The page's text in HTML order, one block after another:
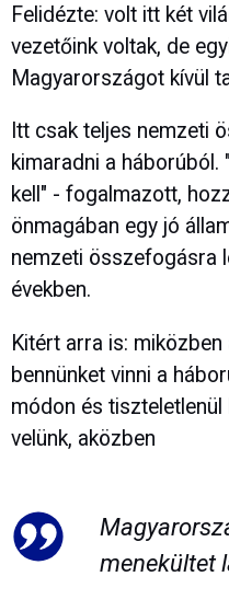
Felidézte: volt itt két
vezetőink voltak, de
Magyarországot kívül
Itt csak teljes nemzeti
kimaradni a háborúból.
kell" - fogalmazott,
önmagában egy jó
nemzeti összefogásra
években.
Kitért arra is:
bennünket vinni a
módon és
velünk, aközben
menekültet